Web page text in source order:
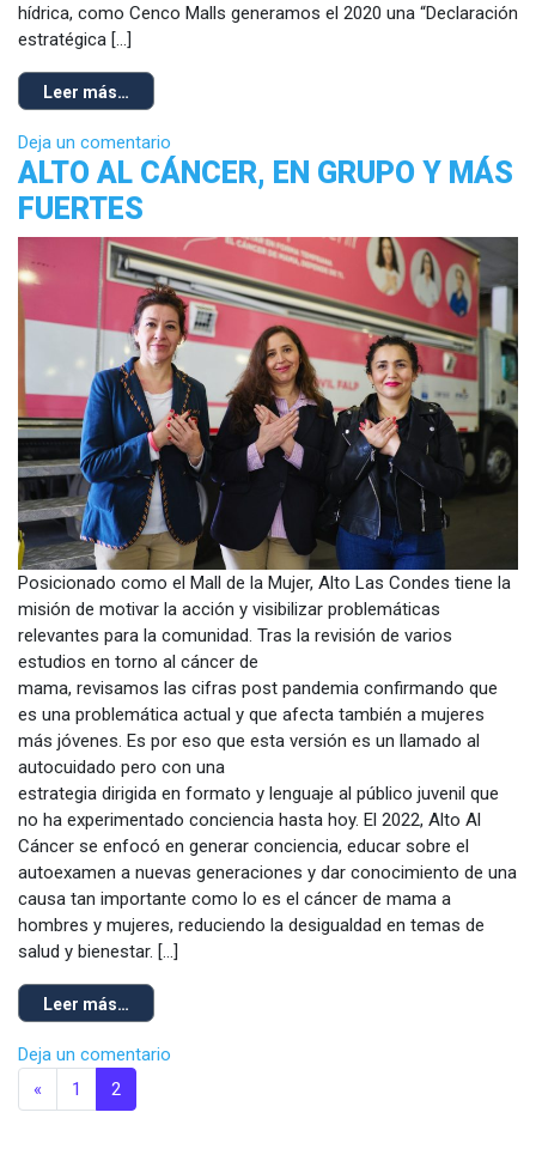
hídrica, como Cenco Malls generamos el 2020 una “Declaración
estratégica […]
Leer más…
Deja un comentario
ALTO AL CÁNCER, EN GRUPO Y MÁS
FUERTES
Posicionado como el Mall de la Mujer, Alto Las Condes tiene la
misión de motivar la acción y visibilizar problemáticas
relevantes para la comunidad. Tras la revisión de varios
estudios en torno al cáncer de
mama, revisamos las cifras post pandemia confirmando que
es una problemática actual y que afecta también a mujeres
más jóvenes. Es por eso que esta versión es un llamado al
autocuidado pero con una
estrategia dirigida en formato y lenguaje al público juvenil que
no ha experimentado conciencia hasta hoy. El 2022, Alto Al
Cáncer se enfocó en generar conciencia, educar sobre el
autoexamen a nuevas generaciones y dar conocimiento de una
causa tan importante como lo es el cáncer de mama a
hombres y mujeres, reduciendo la desigualdad en temas de
salud y bienestar. […]
Leer más…
Deja un comentario
«
1 2